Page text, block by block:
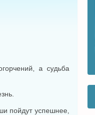
а судьба
пойдут успешнее,